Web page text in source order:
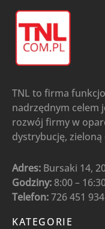
TNL to firma
nadrzędnym celem
rozwój firmy w
dystrybucję, zieloną
Adres: Bursaki 14,
Godziny: 8:00 –
Telefon:726 451 934
KATEGORIE